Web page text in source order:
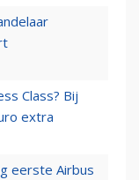
Class? Bij
extra
eerste Airbus